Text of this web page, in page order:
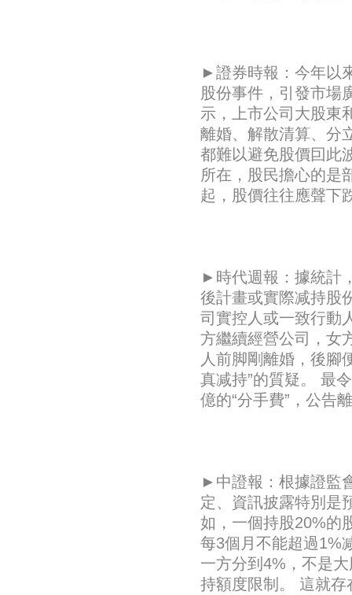
►證券時報：今年以
股份事件，引發市場
示，上市公司大股東
離婚、解散清算、分
都難以避免股價囙此
所在，股民擔心的是
起，股價往往應聲下
►時代週報：據統計
後計畫或實際减持股
司實控人或一致行動
方繼續經營公司，女
人前脚剛離婚，後腳
真减持”的質疑。 最
億的“分手費”，公告
►中證報：根據證監
定、資訊披露特別是
如，一個持股20%的
每3個月不能超過1%
一方分到4%，不是
持額度限制。 這就